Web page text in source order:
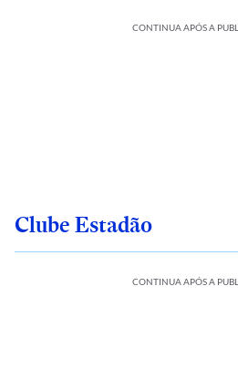
CONTINUA APÓS A
Clube Estadão
CONTINUA APÓS A